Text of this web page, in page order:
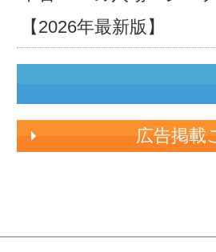
【2026年最新版】
広告掲載